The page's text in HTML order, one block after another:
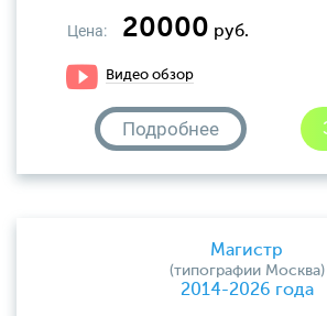
Цена: 20000 руб.
Видео обзор
Подробнее
Магистр
(типографии Москва)
2014-2026 года